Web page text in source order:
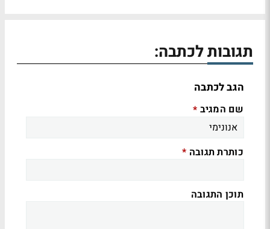
תגובות לכתבה:
הגב לכתבה
שם המגיב *
כותרת תגובה *
תוכן התגובה